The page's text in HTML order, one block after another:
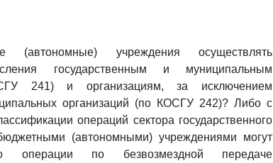
учреждения осуществлять
государственным и муниципальным
241) и организациям, за исключением
организаций (по КОСГУ 242)? Либо с
операций сектора государственного
(автономными) учреждениями могут
операции по безвозмездной передаче